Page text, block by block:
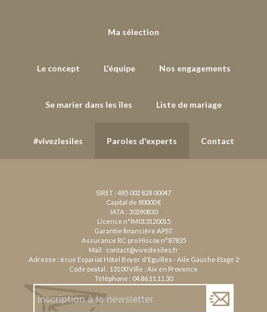
Ma sélection
Le concept L'équipe Nos engagements
Se marier dans les îles Liste de mariage
#vivezlesiles Paroles d'experts Contact
SIRET : 485 002 828 00047
Capital de 80000 €
IATA : 20290830
Licence n°IM013120015
Garantie financière APST
Assurance RC pro Hiscox n°87835
Mail : contact@vivezlesiles.fr
Adresse : 6 rue Espariat Hôtel Boyer d'Eguilles - Aile Gauche Etage 2
Code postal : 13100 Ville : Aix en Provence
Téléphone : 04.86.11.11.30